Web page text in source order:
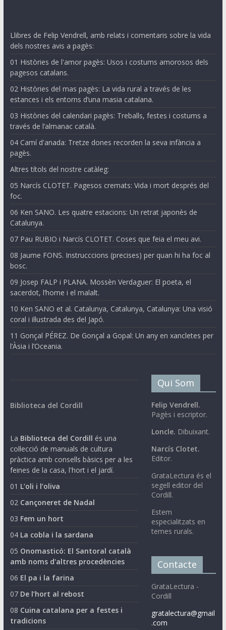
Llibres de Felip Vendrell, amb relats i comentaris sobre la vida
dels nostres avis a pagès:
01 Històries de l'amor pagès: Usos i costums amorosos dels
pagesos catalans.
02 Històries del mas pagès: La vida rural a través de les
estances i els entorns d’una masia catalana.
03 Històries del calendari pagès: Treballs, festes i costums a
través de l’almanac català.
04 Camí d'anada: Tretze dones recorden la seva infància a
pagès.
Altres títols del nostre catàleg:
05 Narcís CLOTET. Pagesos cremats: Vida i mort després del
foc.
06 Ken SANO. Les quatre estacions: Un retrat japonès de
Catalunya.
07 Pau RUBIO i Narcís CLOTET. Coses que feia el meu avi.
08 Jaume FONS. Instrucccions (precises) per quan hi ha foc al
bosc.
09 Josep FALP i PLANA. Mossèn Verdaguer: El poeta, el
sacerdot, l’home i el malalt.
10 Ken SANO et al. Catalunya, Catalunya, Catalunya: Una visió
coral i il·lustrada des del Japó.
11 Gonçal PÉREZ. De Gonçal a Gopal: Un any en xancletes per
l’Àsia i l’Oceania.
Biblioteca del Cordill
La Biblioteca del Cordill és una
col·lecció de manuals de cultura
pràctica amb consells bàsics per a les
feines de la casa, l'hort i el jardí.
01 L’oli i l’oliva
02 Cançoneret de Nadal
03 Fem un hort
04 La cobla i la sardana
05 Onomasticó: El Santoral català
amb noms d'altres procedències
06 El pa i la farina
07 De l’hort al rebost
08 Cuina catalana per a festes i
tradicions
Qui Som
Felip Vendrell.
Pagès i escriptor.
Loncle. Dibuixant.
Narcís Clotet.
Editor.
GrataLectura és el
segell editor del
Cordill.
Estem
especialitzats en
temes rurals.
Contacte
GrataLectura -
Cordill
gratalectura@gmail
.com